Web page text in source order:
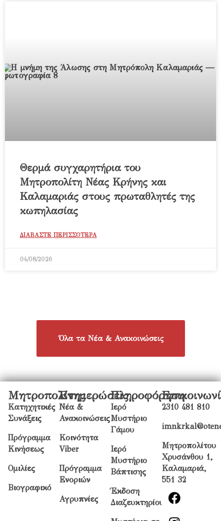
Θερμά συγχαρητήρια του
Μητροπολίτη Νέας Κρήνης και
Καλαμαριάς στους πρωταθλητές της
κωπηλασίας
ΔΙΑΒΑΣΤΕ ΠΕΡΙΣΣΟΤΕΡΑ
04/08/2026
Όλα τα Νέα & Ανακοινώσεις
Μητροπολίτης
Κατηχητικές
Συνάξεις
Πρόγραμμα
Κινήσεως
Ομιλίες
Βιογραφικό
Ενημερώσεις
Νέα &
Ανακοινώσεις
Κοινότητα
Viber
Πρόγραμμα
Ενοριών
Αγρυπνίες
Πληροφόρηση
Ιερό
Μυστήριο
Γάμου
Ιερό
Μυστήριο
Βάπτισης
Έκδοση
Διαζευκτηρίου
2310 481 810
Μητροπολίτου
Χρυσάνθου 1,
Καλαμαριά,
551 32